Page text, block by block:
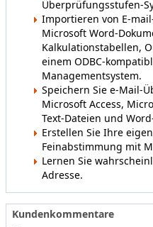
Überprüfungsstufen-
Importieren von E-
Microsoft Word-
Kalkulationstabellen,
einem ODBC-
Managementsystem.
Speichern Sie e-Mail-
Microsoft Access,
Text-Dateien und
Erstellen Sie Ihre
Feinabstimmung mit
Lernen Sie
Adresse.
Kundenkommentare